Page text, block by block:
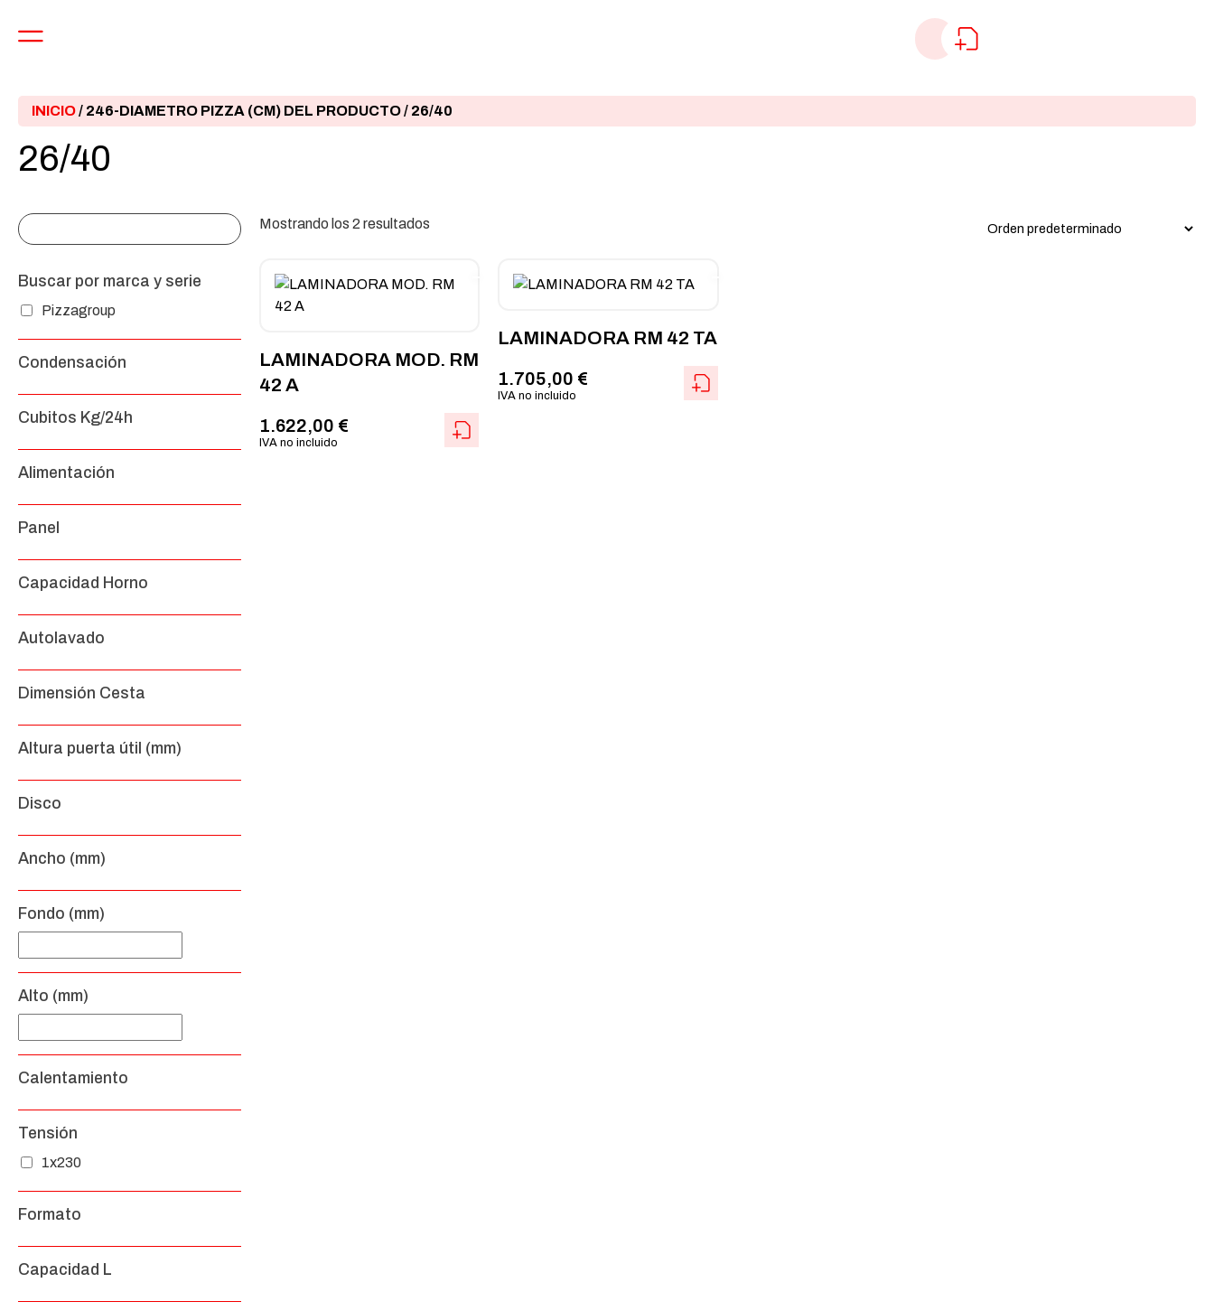
INICIO/ 246-DIAMETRO PIZZA (CM) DEL PRODUCTO / 26/40
26/40
Buscar por marca y serie
Pizzagroup
Condensación
Cubitos Kg/24h
Alimentación
Panel
Capacidad Horno
Autolavado
Dimensión Cesta
Altura puerta útil (mm)
Disco
Ancho (mm)
Fondo (mm)
Alto (mm)
Calentamiento
Tensión
1x230
Formato
Capacidad L
Mostrando los 2 resultados
LAMINADORA MOD. RM
42 A
1.622,00 €
IVA no incluido
LAMINADORA RM 42 TA
1.705,00 €
IVA no incluido